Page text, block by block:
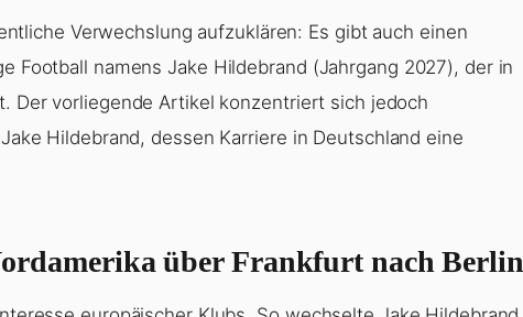
Verwechslung aufzuklären: Es gibt auch einen
Football namens Jake Hildebrand (Jahrgang 2027), der in
Der vorliegende Artikel konzentriert sich jedoch
Hildebrand, dessen Karriere in Deutschland eine
über Frankfurt nach Berlin